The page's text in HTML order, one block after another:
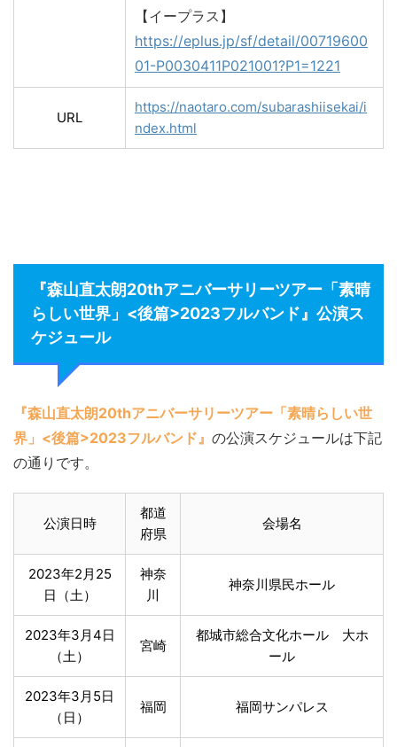
【イープラス】
https://eplus.jp/sf/detail/00719600
01-P0030411P021001?P1=1221
URL
https://naotaro.com/subarashiisekai/i
ndex.html
『森山直太朗20thアニバーサリーツアー「素晴
らしい世界」<後篇>2023フルバンド』公演ス
ケジュール
『森山直太朗20thアニバーサリーツアー「素晴らしい世
界」<後篇>2023フルバンド』 の公演スケジュールは下記
の通りです。
公演日時
都道
府県
会場名
2023年2月25
日（土）
神奈
川
神奈川県民ホール
2023年3月4日
（土）
宮崎
都城市総合文化ホール 大ホ
ール
2023年3月5日
（日）
福岡 福岡サンパレス